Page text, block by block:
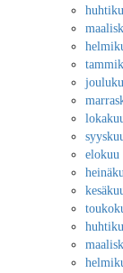
elokuu